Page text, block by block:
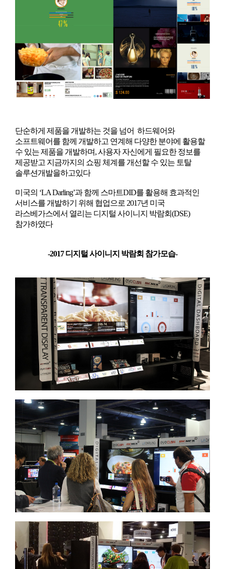
단순하게 제품을 개발하는 것을 넘어 하드웨어와
소프트웨어를 함께 개발하고 연계해 다양한 분야에 활용할
수 있는 제품을 개발하며, 사용자 자신에게 필요한 정보를
제공받고 지금까지의 쇼핑 체계를 개선할 수 있는 토탈
솔루션개발을하고있다
미국의 ‘LA Darling’과 함께 스마트DID를 활용해 효과적인
서비스를 개발하기 위해 협업으로 2017년 미국
라스베가스에서 열리는 디지털 사이니지 박람회(DSE)
참가하였다
-2017 디지털 사이니지 박람회 참가모습-